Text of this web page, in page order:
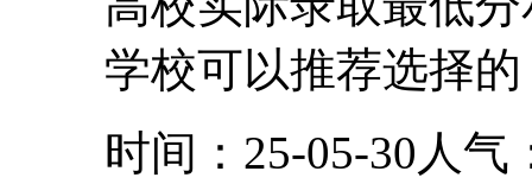
学校可以推荐选择
时间：25-05-30 人气